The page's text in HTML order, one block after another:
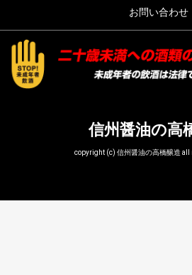
お問い合わせ
信州醤油の高
copyright (c) 信州醤油の高橋醸造 all